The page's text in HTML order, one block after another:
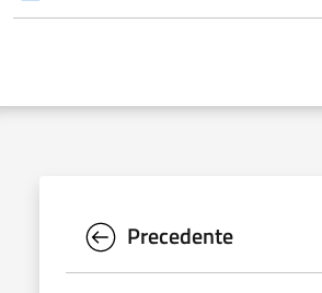
Precedente